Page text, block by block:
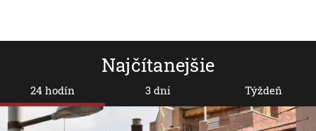
Najčítanejšie
24 hodín 3 dni Týždeň